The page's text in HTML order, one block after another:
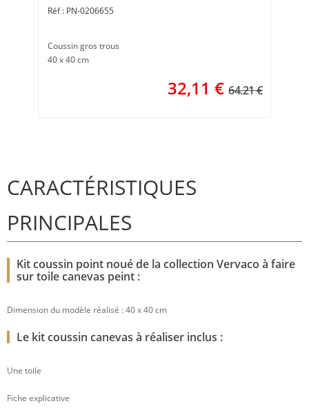
PN-0206655
Coussin gros trous
40 x 40 cm
32,11 € 64.21 €
CARACTÉRISTIQUES
PRINCIPALES
Kit coussin point noué de la collection Vervaco à faire
sur toile canevas peint :
Dimension du modèle réalisé : 40 x 40 cm
Le kit coussin canevas à réaliser inclus :
Une toile
Fiche explicative